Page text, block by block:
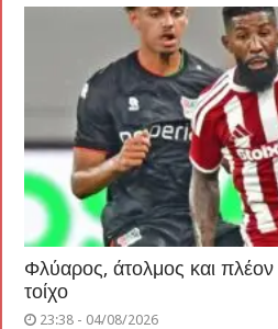
Φλύαρος, άτολμος και
τοίχο
23:38 - 04/08/2026